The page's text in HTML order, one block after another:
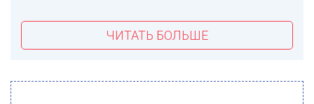
ЧИТАТЬ БОЛЬШЕ